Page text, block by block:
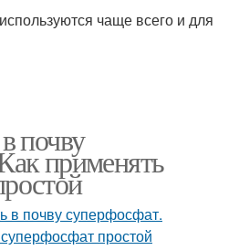
чаще всего и для
почву
применять